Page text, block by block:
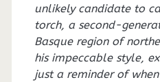
unlikely candidate to
torch, a second-
Basque region of
his impeccable style,
just a reminder of